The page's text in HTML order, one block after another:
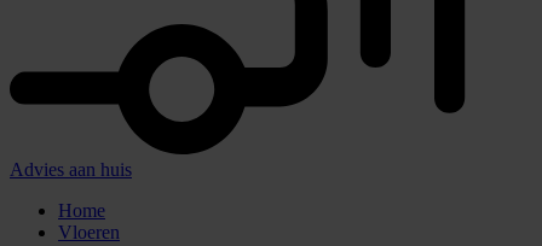
Advies aan huis
Home
Vloeren